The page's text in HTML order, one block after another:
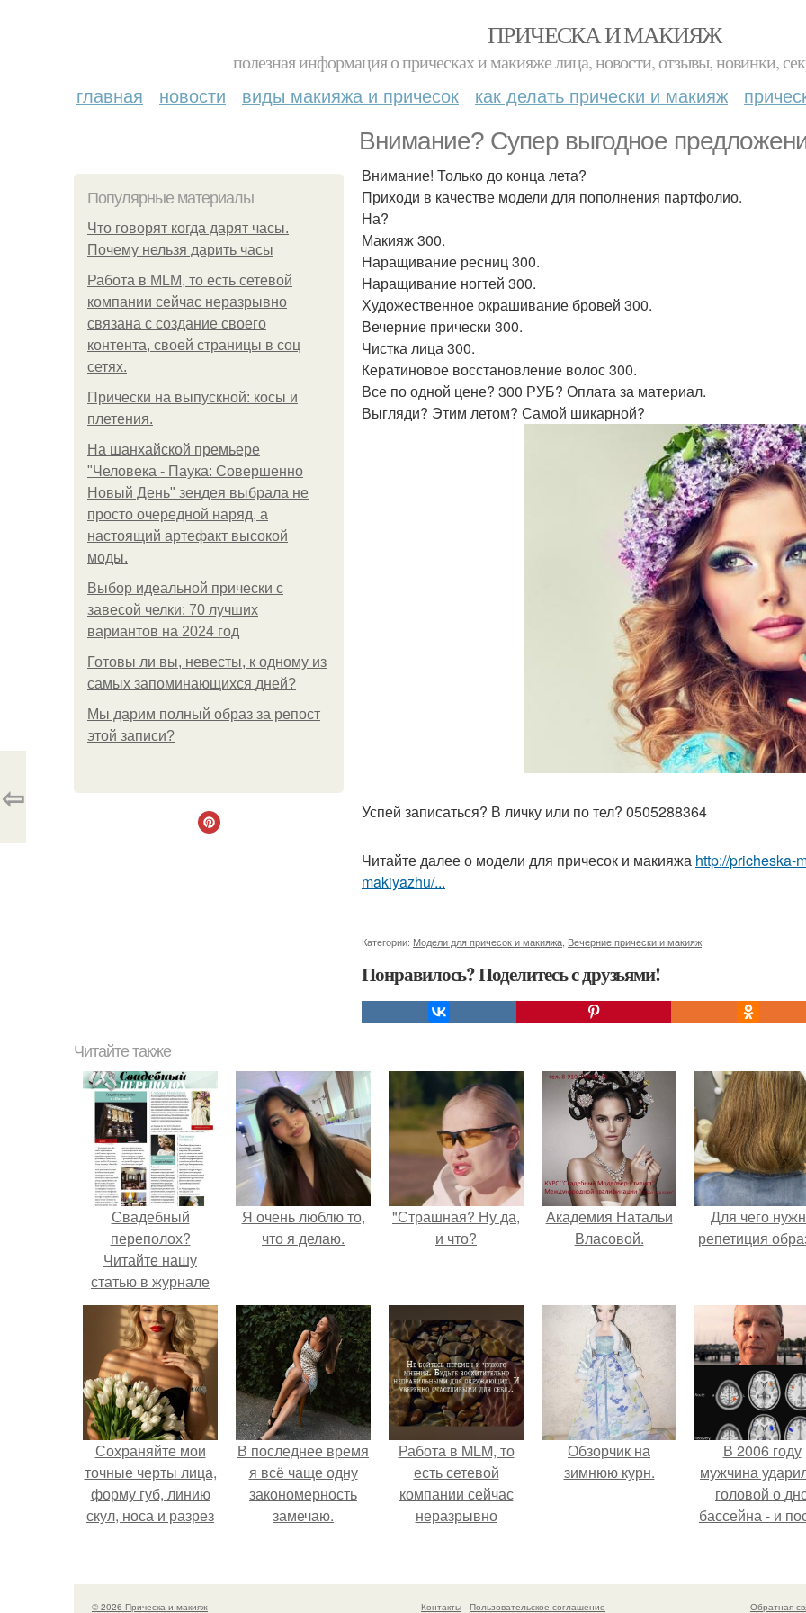
ПРИЧЕСКА И МАКИЯЖ
полезная информация о прическах и макияже лица, новости, отзывы, новинки,
главная новости виды макияжа и причесок как делать прически и макияж
Внимание? Супер выгодное
Популярные материалы
Что говорят когда дарят часы.
Почему нельзя дарить часы
Работа в MLM, то есть сетевой
компании сейчас неразрывно
связана с создание своего
контента, своей страницы в соц
сетях.
Прически на выпускной: косы и
плетения.
На шанхайской премьере
"Человека - Паука: Совершенно
Новый День" зендея выбрала не
просто очередной наряд, а
настоящий артефакт высокой
моды.
Выбор идеальной прически с
завесой челки: 70 лучших
вариантов на 2024 год
Готовы ли вы, невесты, к одному из
самых запоминающихся дней?
Мы дарим полный образ за репост
этой записи?
Внимание! Только до конца лета?
Приходи в качестве модели для пополнения партфолио.
На?
Макияж 300.
Наращивание ресниц 300.
Наращивание ногтей 300.
Художественное окрашивание бровей 300.
Вечерние прически 300.
Чистка лица 300.
Кератиновое восстановление волос 300.
Все по одной цене? 300 РУБ? Оплата за материал.
Выгляди? Этим летом? Самой шикарной?
Успей записаться? В личку или по тел? 0505288364
Читайте далее о модели для причесок и макияжа http://pricheska-
makiyazhu/...
Категории: Модели для причесок и макияжа Вечерние прически и макияж
Понравилось? Поделитесь с друзьями!
⇦
Читайте также
Свадебный
переполох?
Читайте нашу
статью в журнале
"План Б" в рубрике.
Я очень люблю то,
что я делаю.
"Страшная? Ну да,
и что?
Академия Натальи
Власовой.
Для чего
репетиция
Сохраняйте мои
точные черты лица,
форму губ, линию
скул, носа и разрез
В последнее время
я всё чаще одну
закономерность
замечаю.
Работа в MLM, то
есть сетевой
компании сейчас
неразрывно
своей страницы в
соц сетях.
Обзорчик на
зимнюю курн.
В 2006 году
мужчина
головой о
бассейна - и
странным
© 2026 Прическа и макияж Контакты Пользовательское соглашение Обратная